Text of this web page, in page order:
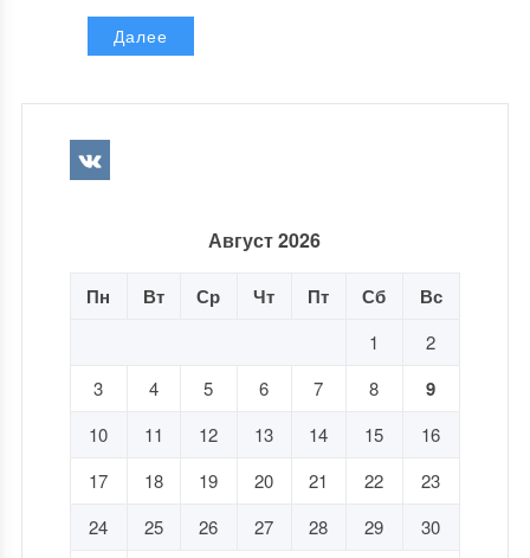
Далее
Август 2026
Пн Вт Ср Чт Пт Сб Вс
1
2
3
4 5 6 7 8 9
10 11 12 13 14 15
16
17
18 19 20 21 22
23
24
25 26 27 28 29
30